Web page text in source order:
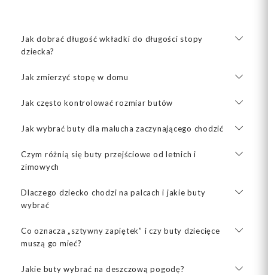
Jak dobrać długość wkładki do długości stopy
dziecka?
Jak zmierzyć stopę w domu
Jak często kontrolować rozmiar butów
Jak wybrać buty dla malucha zaczynającego chodzić
Czym różnią się buty przejściowe od letnich i
zimowych
Dlaczego dziecko chodzi na palcach i jakie buty
wybrać
Co oznacza „sztywny zapiętek” i czy buty dziecięce
muszą go mieć?
Jakie buty wybrać na deszczową pogodę?